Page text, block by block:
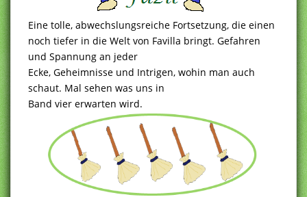
Eine tolle, abwechslungsreiche Fortsetzung, die einen
noch tiefer in die Welt von Favilla bringt. Gefahren
und Spannung an jeder
Ecke, Geheimnisse und Intrigen, wohin man auch
schaut. Mal sehen was uns in
Band vier erwarten wird.